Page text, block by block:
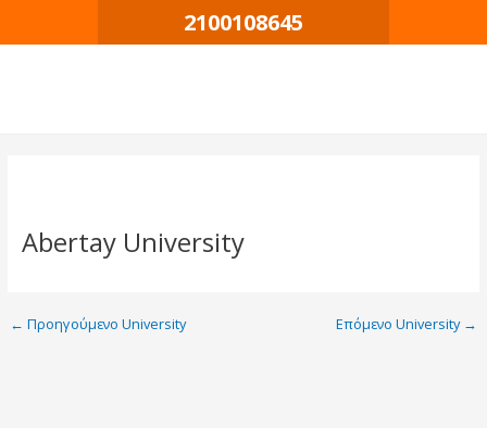
2100108645
Abertay University
← Προηγούμενο University Επόμενο University →